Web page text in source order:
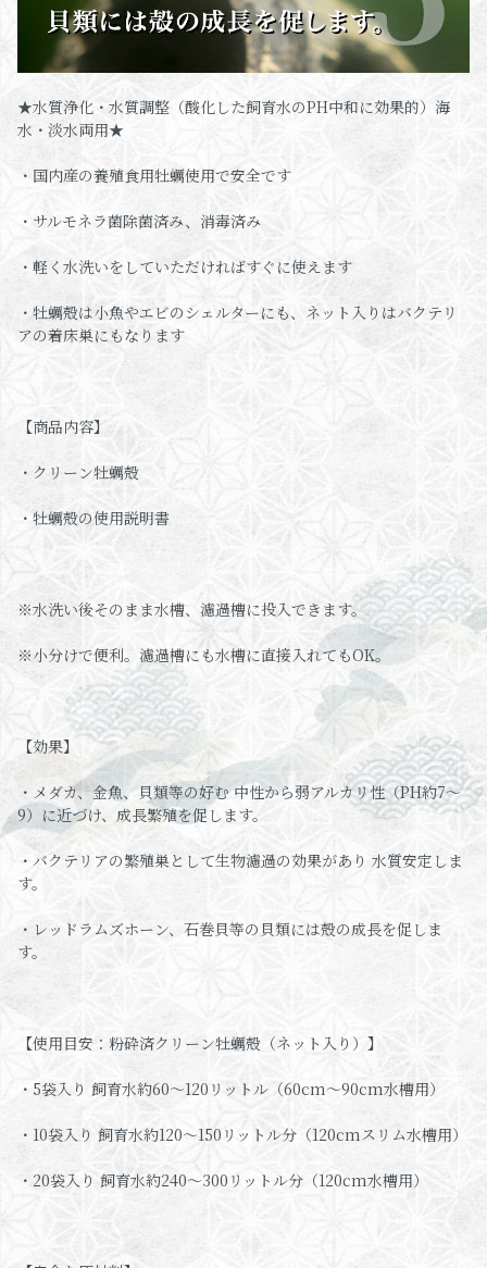
★水質浄化・水質調整（酸化した飼育水のPH中和に効果的）海
水・淡水両用★
・国内産の養殖食用牡蠣使用で安全です
・サルモネラ菌除菌済み、消毒済み
・軽く水洗いをしていただければすぐに使えます
・牡蠣殻は小魚やエビのシェルターにも、ネット入りはバクテリ
アの着床巣にもなります
【商品内容】
・クリーン牡蠣殻
・牡蠣殻の使用説明書
※水洗い後そのまま水槽、濾過槽に投入できます。
※小分けで便利。濾過槽にも水槽に直接入れてもOK。
【効果】
・メダカ、金魚、貝類等の好む 中性から弱アルカリ性（PH約7～
9）に近づけ、成長繁殖を促します。
・バクテリアの繁殖巣として生物濾過の効果があり 水質安定しま
す。
・レッドラムズホーン、石巻貝等の貝類には殻の成長を促しま
す。
【使用目安：粉砕済クリーン牡蠣殻（ネット入り）】
・5袋入り 飼育水約60～120リットル（60cm～90cm水槽用）
・10袋入り 飼育水約120～150リットル分（120cmスリム水槽用）
・20袋入り 飼育水約240～300リットル分（120cm水槽用）